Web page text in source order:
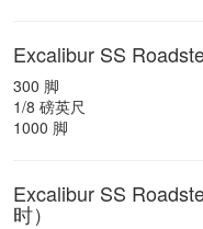
Excalibur SS
300 脚
1/8 磅英尺
1000 脚
Excalibur SS
时）